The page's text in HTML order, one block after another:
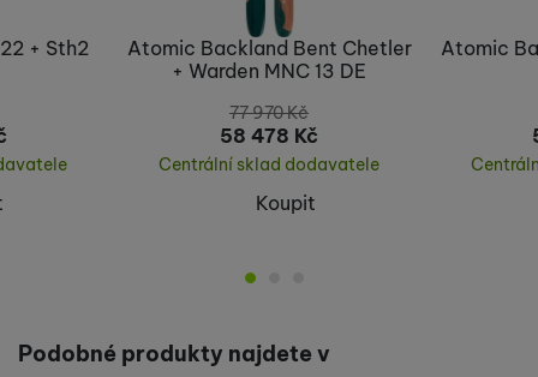
Atomic Backland Bent Chetler
+ Warden MNC 13 DE
77 970Kč
58 478 Kč
Centrální sklad dodavatele
Koupit
Atomic
+ Sth2
Podobné produkty najdete v